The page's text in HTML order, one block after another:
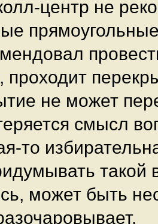
центр не
проходит
не может
смысл
то
такой
может быть